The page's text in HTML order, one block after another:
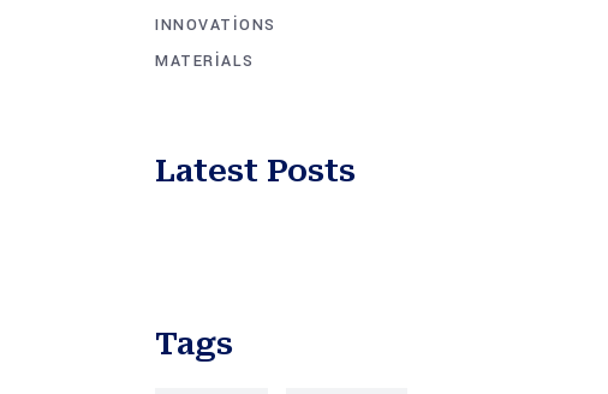
INNOVATIONS
MATERIALS
Latest Posts
Tags